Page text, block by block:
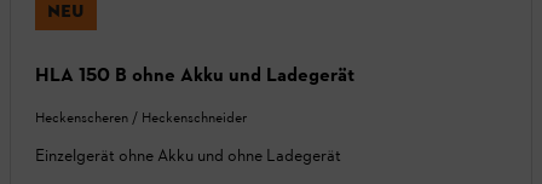
NEU
HLA 150 B ohne Akku und Ladegerät
Heckenscheren / Heckenschneider
Einzelgerät ohne Akku und ohne Ladegerät